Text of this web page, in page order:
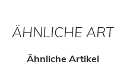
ÄHNLICHE
Produktgalerie
Ähnliche Artikel